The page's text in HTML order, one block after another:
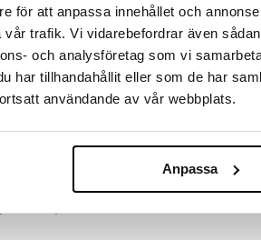
för att anpassa innehållet och
trafik. Vi vidarebefordrar även
och analysföretag som vi
har tillhandahållit eller som de har
användande av vår webbplats.
Anpassa
tehokkaita ja ympäristötietoisia
Blue Peptides Uplift Night Cream -
94 % luonnollista alkuperää.
valmistetusta purkista ja 100 %
levitä Blue Peptides Uplift Cream -